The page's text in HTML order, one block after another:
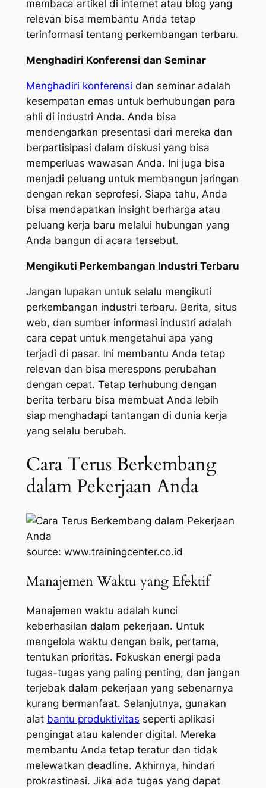
membaca artikel di internet atau blog yang
relevan bisa membantu Anda tetap
terinformasi tentang perkembangan terbaru.
Menghadiri Konferensi dan Seminar
Menghadiri konferensi dan seminar adalah
kesempatan emas untuk berhubungan para
ahli di industri Anda. Anda bisa
mendengarkan presentasi dari mereka dan
berpartisipasi dalam diskusi yang bisa
memperluas wawasan Anda. Ini juga bisa
menjadi peluang untuk membangun jaringan
dengan rekan seprofesi. Siapa tahu, Anda
bisa mendapatkan insight berharga atau
peluang kerja baru melalui hubungan yang
Anda bangun di acara tersebut.
Mengikuti Perkembangan Industri Terbaru
Jangan lupakan untuk selalu mengikuti
perkembangan industri terbaru. Berita, situs
web, dan sumber informasi industri adalah
cara cepat untuk mengetahui apa yang
terjadi di pasar. Ini membantu Anda tetap
relevan dan bisa merespons perubahan
dengan cepat. Tetap terhubung dengan
berita terbaru bisa membuat Anda lebih
siap menghadapi tantangan di dunia kerja
yang selalu berubah.
Cara Terus Berkembang
dalam Pekerjaan Anda
source: www.trainingcenter.co.id
Manajemen Waktu yang Efektif
Manajemen waktu adalah kunci
keberhasilan dalam pekerjaan. Untuk
mengelola waktu dengan baik, pertama,
tentukan prioritas. Fokuskan energi pada
tugas-tugas yang paling penting, dan jangan
terjebak dalam pekerjaan yang sebenarnya
kurang bermanfaat. Selanjutnya, gunakan
alat bantu produktivitas seperti aplikasi
pengingat atau kalender digital. Mereka
membantu Anda tetap teratur dan tidak
melewatkan deadline. Akhirnya, hindari
prokrastinasi. Jika ada tugas yang dapat